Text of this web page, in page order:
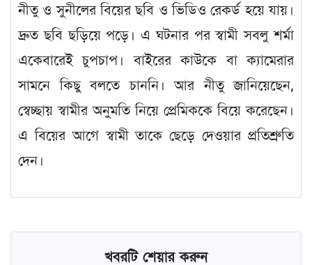
নীতু ও সুনীলের বিয়ের ছবি ও ভিডিও রেকর্ড হয়ে যায়।
দ্রুত ছবি ছড়িয়ে পড়ে। এ ঘটনার পর স্বামী সবলু শর্মা
একেবারেই চুপচাপ। বাইরের কাউকে বা ক্যামেরার
সামনে কিছু বলতে চাননি। আর নীতু জানিয়েছেন,
স্বেচ্ছায় স্বামীর অনুমতি নিয়ে প্রেমিককে বিয়ে করেছেন।
এ বিয়ের আগে স্বামী তাকে ছেড়ে দেওয়ার প্রতিশ্রুতি
দেন।
খবরটি শেয়ার করুন